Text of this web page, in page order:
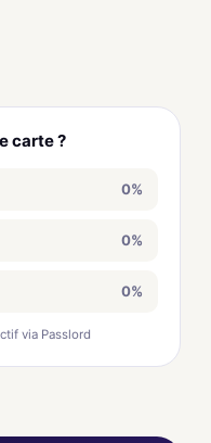
carte ?
0%
0%
0%
via Passlord